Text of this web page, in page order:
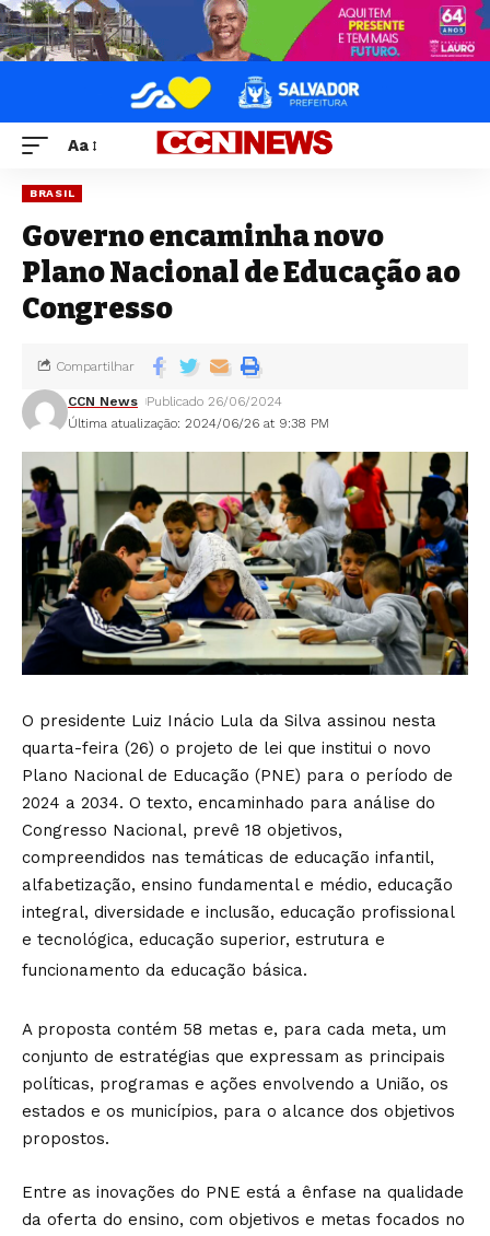
Aa
BRASIL
Governo encaminha novo
Plano Nacional de Educação ao
Congresso
Última atualização: 2024/06/26 at 9:38 PM
CCN News Publicado 26/06/2024
Compartilhar
O presidente Luiz Inácio Lula da Silva assinou nesta
quarta-feira (26) o projeto de lei que institui o novo
Plano Nacional de Educação (PNE) para o período de
2024 a 2034. O texto, encaminhado para análise do
Congresso Nacional, prevê 18 objetivos,
compreendidos nas temáticas de educação infantil,
alfabetização, ensino fundamental e médio, educação
integral, diversidade e inclusão, educação profissional
e tecnológica, educação superior, estrutura e
funcionamento da educação básica.
A proposta contém 58 metas e, para cada meta, um
conjunto de estratégias que expressam as principais
políticas, programas e ações envolvendo a União, os
estados e os municípios, para o alcance dos objetivos
propostos.
Entre as inovações do PNE está a ênfase na qualidade
da oferta do ensino, com objetivos e metas focados no